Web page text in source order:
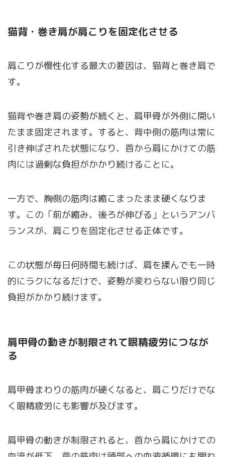
猫背・巻き肩が肩こりを固定化させる
肩こりが慢性化する最大の要因は、猫背と巻き肩で
す。
猫背や巻き肩の姿勢が続くと、肩甲骨が外側に開い
たまま固定されます。すると、背中側の筋肉は常に
引き伸ばされた状態になり、首から肩にかけての筋
肉には過剰な負担がかかり続けることに。
一方で、胸側の筋肉は縮こまったまま硬くなりま
す。この「前が縮み、後ろが伸びる」というアンバ
ランスが、肩こりを固定化させる正体です。
この状態が毎日何時間も続けば、肩を揉んでも一時
的にラクになるだけで、姿勢が変わらない限り同じ
負担がかかり続けます。
肩甲骨の動きが制限されて眼精疲労につなが
る
肩甲骨まわりの筋肉が硬くなると、肩こりだけでな
く眼精疲労にも影響が及びます。
肩甲骨の動きが制限されると、首から肩にかけての